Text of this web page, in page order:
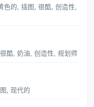
色的, 插图, 很酷, 创造性,
酷, 奶油, 创造性, 规划师
, 现代的